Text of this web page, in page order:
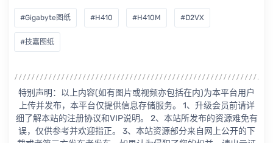
#Gigabyte图纸 #H410 #H410M #D2VX
#技嘉图纸
特别声明：以上内容(如有图片或视频亦包括在内)为本平台用户
上传并发布，本平台仅提供信息存储服务。 1、升级会员前请详
细了解本站的注册协议和VIP说明。 2、本站所发布的资源难免有
误，仅供参考并欢迎指正。 3、本站资源部分来自网上公开的下